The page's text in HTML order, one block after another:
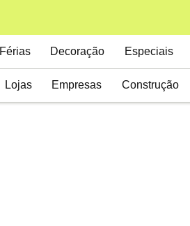
Lojas Empresas Construção
Férias Decoração Especiais